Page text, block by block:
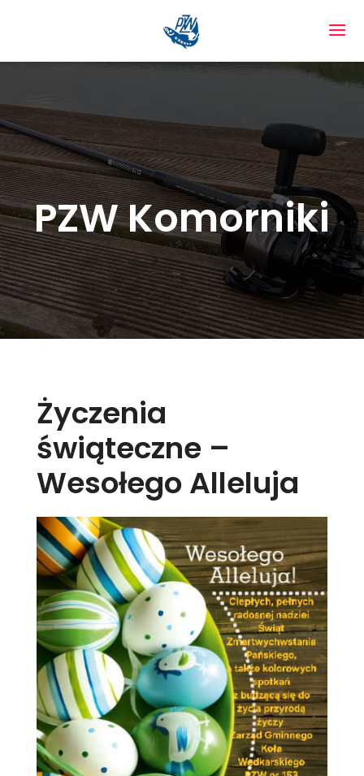
PZW Komorniki
Życzenia
świąteczne –
Wesołego Alleluja